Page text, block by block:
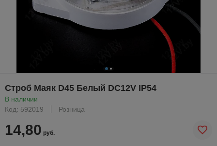
Строб Маяк D45 Белый DC12V IP54
В наличии
Код: 592019
Розница
14,80 руб.